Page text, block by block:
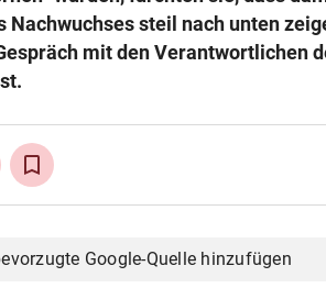
steil nach unten
mit den Verantwortlichen
Google-Quelle hinzufügen